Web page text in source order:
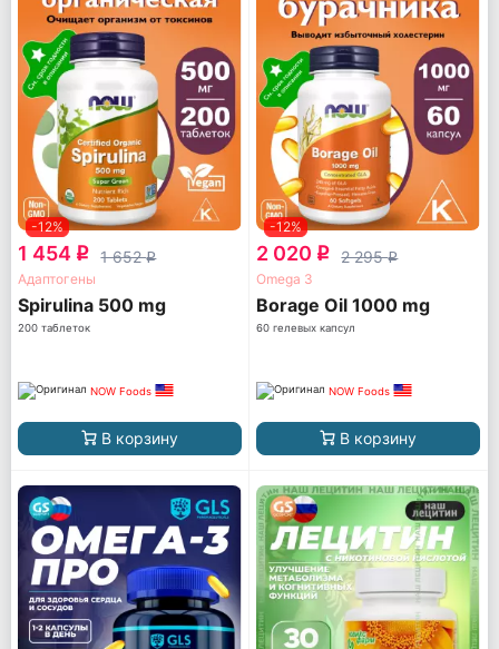
-12%
1 454 q 1 652q
Адаптогены
Spirulina 500 mg
200 таблеток
NOW Foods
В корзину
-12%
2 020 q 2 295q
Omega 3
Borage Oil 1000 mg
60 гелевых капсул
NOW Foods
В корзину